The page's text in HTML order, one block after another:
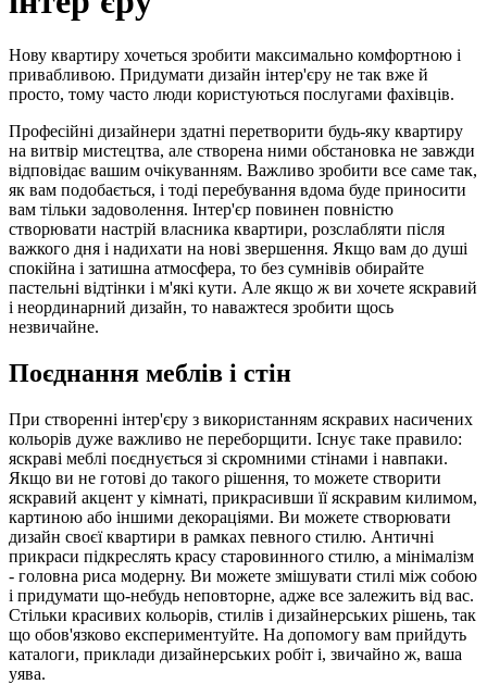
Нову квартиру хочеться зробити максимально комфортною і
привабливою. Придумати дизайн інтер'єру не так вже й
просто, тому часто люди користуються послугами фахівців.
Професійні дизайнери здатні перетворити будь-яку квартиру
на витвір мистецтва, але створена ними обстановка не завжди
відповідає вашим очікуванням. Важливо зробити все саме так,
як вам подобається, і тоді перебування вдома буде приносити
вам тільки задоволення. Інтер'єр повинен повністю
створювати настрій власника квартири, розслабляти після
важкого дня і надихати на нові звершення. Якщо вам до душі
спокійна і затишна атмосфера, то без сумнівів обирайте
пастельні відтінки і м'які кути. Але якщо ж ви хочете яскравий
і неординарний дизайн, то наважтеся зробити щось
незвичайне.
Поєднання меблів і стін
При створенні інтер'єру з використанням яскравих насичених
кольорів дуже важливо не переборщити. Існує таке правило:
яскраві меблі поєднується зі скромними стінами і навпаки.
Якщо ви не готові до такого рішення, то можете створити
яскравий акцент у кімнаті, прикрасивши її яскравим килимом,
картиною або іншими декораціями. Ви можете створювати
дизайн своєї квартири в рамках певного стилю. Античні
прикраси підкреслять красу старовинного стилю, а мінімалізм
- головна риса модерну. Ви можете змішувати стилі між собою
і придумати що-небудь неповторне, адже все залежить від вас.
Стільки красивих кольорів, стилів і дизайнерських рішень, так
що обов'язково експериментуйте. На допомогу вам прийдуть
каталоги, приклади дизайнерських робіт і, звичайно ж, ваша
уява.